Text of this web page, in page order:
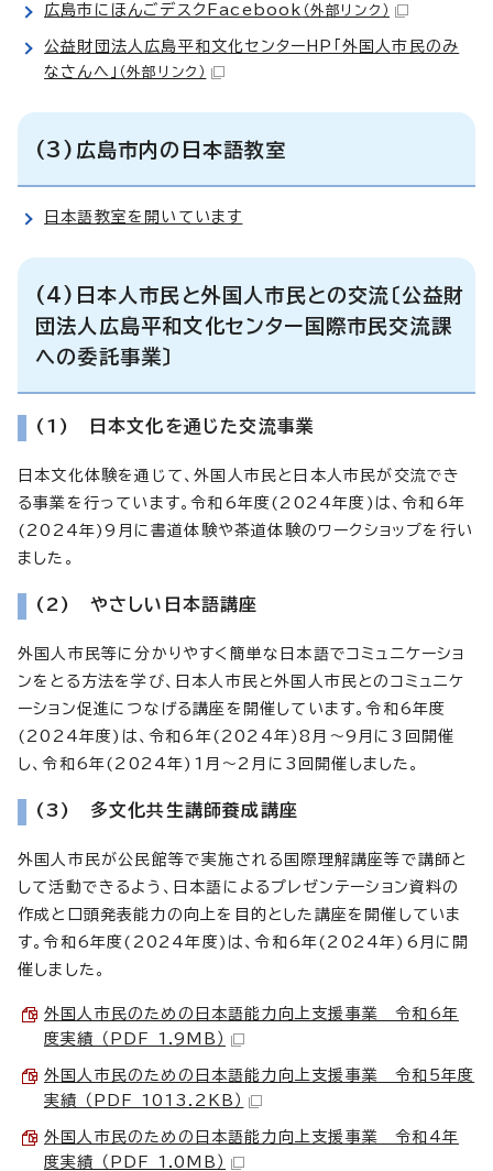
広島市にほんごデスクFacebook （外部リンク）
公益財団法人広島平和文化センターHP「外国人市民のみ
なさんへ」 （外部リンク）
(3)広島市内の日本語教室
日本語教室を開いています
(4)日本人市民と外国人市民との交流〔公益財
団法人広島平和文化センター国際市民交流課
への委託事業〕
(1) 日本文化を通じた交流事業
日本文化体験を通じて、外国人市民と日本人市民が交流でき
る事業を行っています。令和6年度(2024年度)は、令和6年
(2024年)9月に書道体験や茶道体験のワークショップを行い
ました。
(2) やさしい日本語講座
外国人市民等に分かりやすく簡単な日本語でコミュニケーショ
ンをとる方法を学び、日本人市民と外国人市民とのコミュニケ
ーション促進につなげる講座を開催しています。令和6年度
(2024年度)は、令和6年(2024年)8月～9月に3回開催
し、令和6年(2024年)1月～2月に3回開催しました。
(3) 多文化共生講師養成講座
外国人市民が公民館等で実施される国際理解講座等で講師と
して活動できるよう、日本語によるプレゼンテーション資料の
作成と口頭発表能力の向上を目的とした講座を開催していま
す。令和6年度(2024年度)は、令和6年(2024年)6月に開
催しました。
外国人市民のための日本語能力向上支援事業 令和6年
度実績 （PDF 1.9MB）
外国人市民のための日本語能力向上支援事業 令和5年度
実績 （PDF 1013.2KB）
外国人市民のための日本語能力向上支援事業 令和4年
度実績 （PDF 1.0MB）